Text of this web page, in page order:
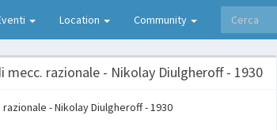
Location Community
mecc. razionale - Nikolay Diulgheroff - 1930